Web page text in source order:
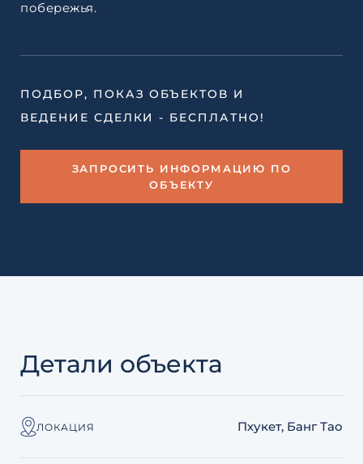
побережья.
ПОДБОР, ПОКАЗ ОБЪЕКТОВ И
ВЕДЕНИЕ СДЕЛКИ - БЕСПЛАТНО!
ЗАПРОСИТЬ ИНФОРМАЦИЮ ПО
ОБЪЕКТУ
Детали объекта
ЛОКАЦИЯ Пхукет, Банг Тао